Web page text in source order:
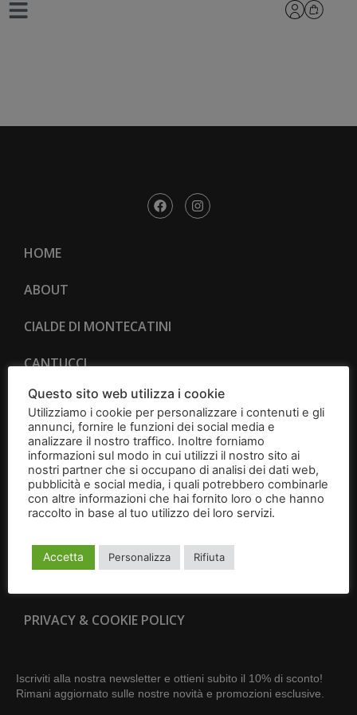
_L8A0664-tamerici-
HOME
ABOUT
CIALDE DI MONTECATINI
CANTUCCI
BRIGIDINI
IDEE REGALO
CONTATTI
CONDIZIONI GENERALI DI VENDITA
RESI E RECESSI
PRIVACY & COOKIE POLICY
Iscriviti alla nostra newsletter e ottieni subito il 10% di sconto!
Rimani aggiornato sulle nostre novità e promozioni esclusive.
Questo sito web utilizza i cookie
Utilizziamo i cookie per personalizzare i contenuti e gli
annunci, fornire le funzioni dei social media e
analizzare il nostro traffico. Inoltre forniamo
informazioni sul modo in cui utilizzi il nostro sito ai
nostri partner che si occupano di analisi dei dati web,
pubblicità e social media, i quali potrebbero combinarle
con altre informazioni che hai fornito loro o che hanno
raccolto in base al tuo utilizzo dei loro servizi.
Accetta Personalizza Rifiuta